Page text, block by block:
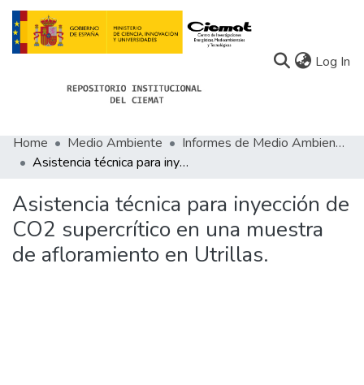
Log In
Communities
Statistics
About Docu-menta
Home Medio Ambiente
Informes de Medio Ambiente
Asistencia técnica para inyección de CO2 supercrítico en una muestra de afloramiento en Utrillas.
Asistencia técnica para inyección de
CO2 supercrítico en una muestra
de afloramiento en Utrillas.